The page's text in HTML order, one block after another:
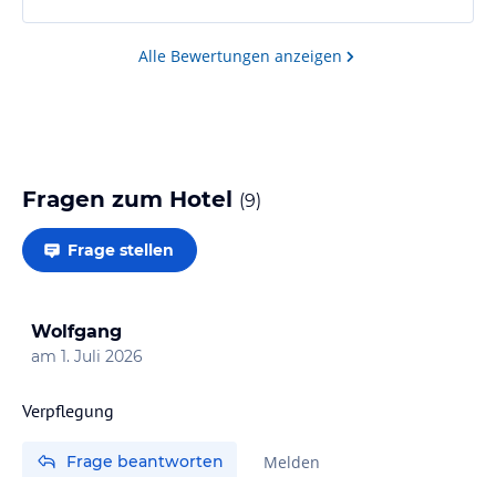
Außer dem Parkplatz direkt vor dem Hotel befindet
sich auch noch etwas unterhalb ein großer Parkplatz.
Alle Bewertungen anzeigen
Fragen zum Hotel (9)
Frage stellen
Wolfgang
am 1. Juli 2026
Verpflegung
Frage beantworten Melden